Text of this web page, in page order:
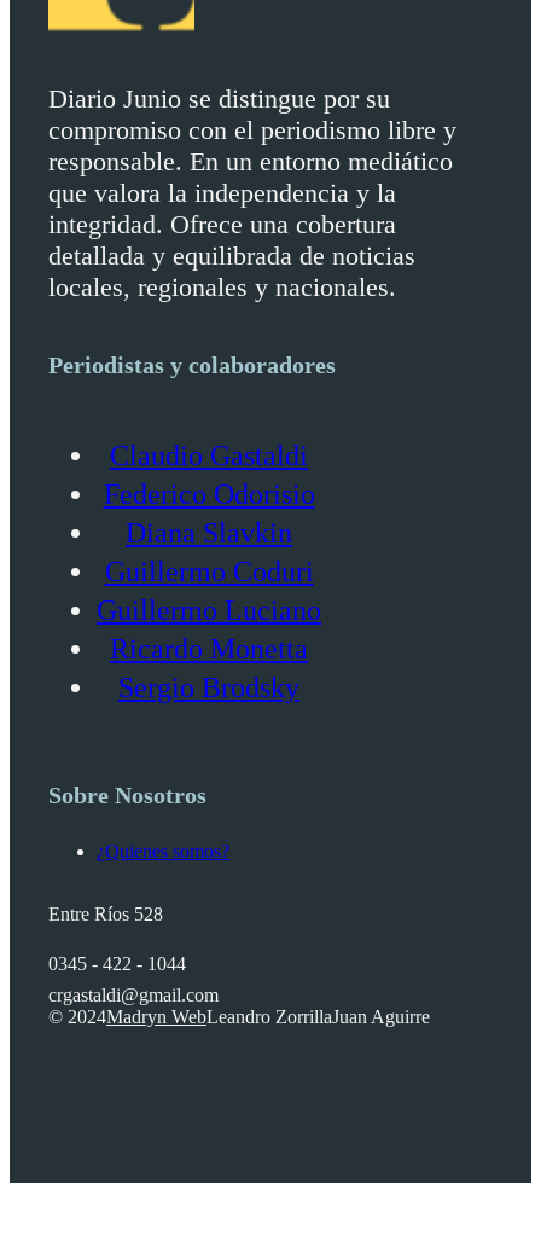
Diario Junio se distingue por su
compromiso con el periodismo libre y
responsable. En un entorno mediático
que valora la independencia y la
integridad. Ofrece una cobertura
detallada y equilibrada de noticias
locales, regionales y nacionales.
Periodistas y colaboradores
Claudio Gastaldi
Federico Odorisio
Diana Slavkin
Guillermo Coduri
Guillermo Luciano
Ricardo Monetta
Sergio Brodsky
Sobre Nosotros
¿Quienes somos?
Entre Ríos 528
0345 - 422 - 1044
crgastaldi@gmail.com
© 2024Madryn WebLeandro ZorrillaJuan Aguirre